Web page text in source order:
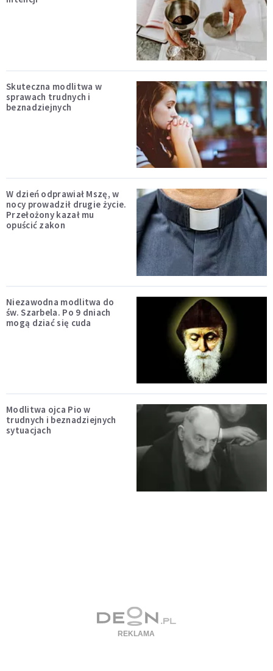
Skuteczna modlitwa w
sprawach trudnych i
beznadziejnych
W dzień odprawiał Mszę, w
nocy prowadził drugie życie.
Przełożony kazał mu
opuścić zakon
Niezawodna modlitwa do
św. Szarbela. Po 9 dniach
mogą dziać się cuda
Modlitwa ojca Pio w
trudnych i beznadziejnych
sytuacjach